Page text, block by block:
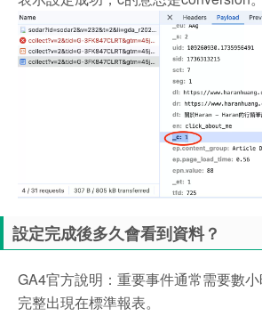
設定完成後多久會看到資料？
GA4官方說明：重要事件通常需要數
完整出現在標準報表。